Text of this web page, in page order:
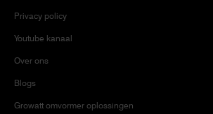
Privacy policy
Youtube kanaal
Over ons
Blogs
Growatt omvormer oplossingen